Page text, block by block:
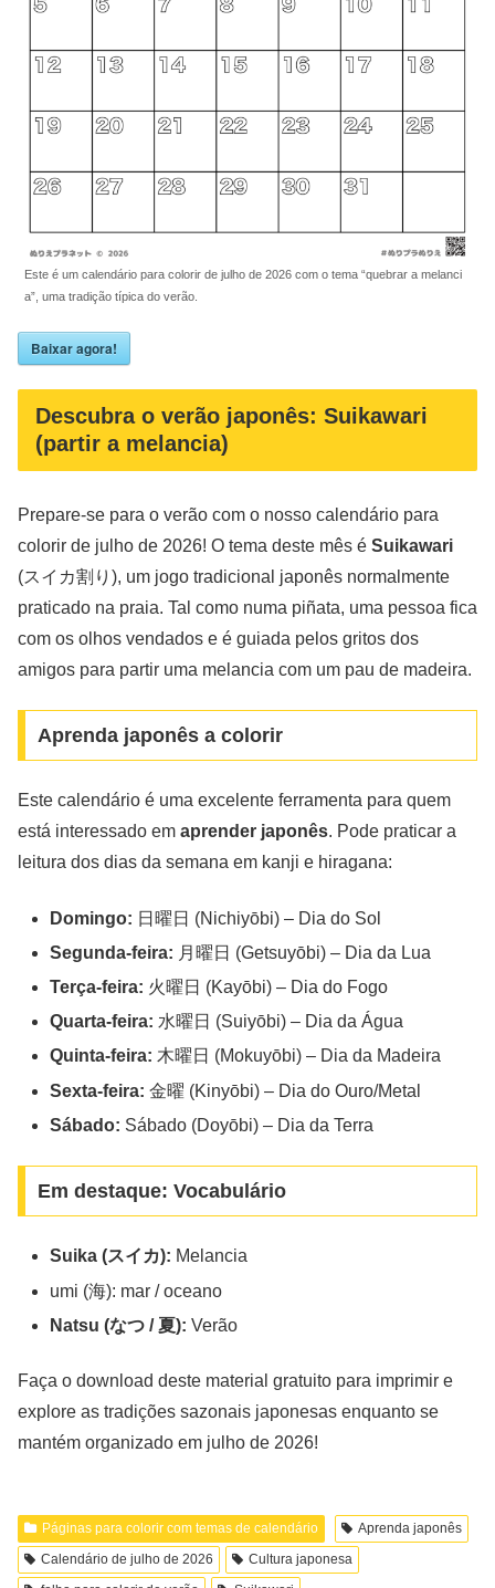
Este é um calendário para colorir de julho de 2026 com o tema “quebrar a melanci
a”, uma tradição típica do verão.
Baixar agora!
Descubra o verão japonês: Suikawari
(partir a melancia)
Prepare-se para o verão com o nosso calendário para
colorir de julho de 2026! O tema deste mês é Suikawari
(スイカ割り), um jogo tradicional japonês normalmente
praticado na praia. Tal como numa piñata, uma pessoa fica
com os olhos vendados e é guiada pelos gritos dos
amigos para partir uma melancia com um pau de madeira.
Aprenda japonês a colorir
Este calendário é uma excelente ferramenta para quem
está interessado em aprender japonês. Pode praticar a
leitura dos dias da semana em kanji e hiragana:
Domingo: 日曜日 (Nichiyōbi) – Dia do Sol
Segunda-feira: 月曜日 (Getsuyōbi) – Dia da Lua
Terça-feira: 火曜日 (Kayōbi) – Dia do Fogo
Quarta-feira: 水曜日 (Suiyōbi) – Dia da Água
Quinta-feira: 木曜日 (Mokuyōbi) – Dia da Madeira
Sexta-feira: 金曜 (Kinyōbi) – Dia do Ouro/Metal
Sábado: Sábado (Doyōbi) – Dia da Terra
Em destaque: Vocabulário
Suika (スイカ): Melancia
umi (海): mar / oceano
Natsu (なつ / 夏): Verão
Faça o download deste material gratuito para imprimir e
explore as tradições sazonais japonesas enquanto se
mantém organizado em julho de 2026!
Páginas para colorir com temas de calendário
Aprenda japonês
Calendário de julho de 2026
Cultura japonesa